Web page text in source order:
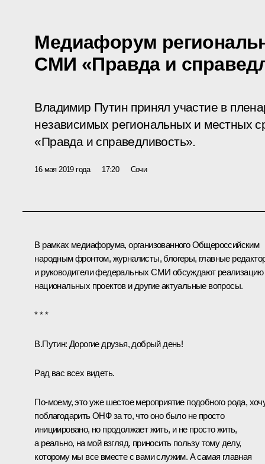
Медиафорум
СМИ «Правда и
Владимир Путин принял участие в
независимых региональных и местных
«Правда и справедливость».
16 мая 2019 года 17:20 Сочи
В рамках медиафорума, организованного Общероссийским
народным фронтом, журналисты, блогеры, главные
и руководители федеральных СМИ обсуждают реализацию
национальных проектов и другие актуальные вопросы.
* * *
В.Путин: Дорогие друзья, добрый день!
Рад вас всех видеть.
По-моему, это уже шестое мероприятие подобного рода,
поблагодарить ОНФ за то, что оно было не просто
инициировано, но продолжает жить, и не просто жить,
а реально, на мой взгляд, приносить пользу тому делу,
которому мы все вместе с вами служим. А самая главная